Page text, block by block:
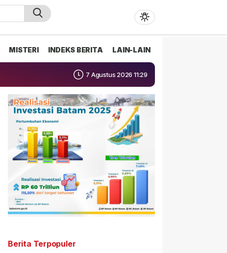
MISTERI INDEKS BERITA LAIN-LAIN
7 Agustus 2026 11:29
Berita Terpopuler